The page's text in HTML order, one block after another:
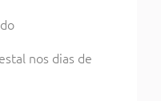
nos dias de